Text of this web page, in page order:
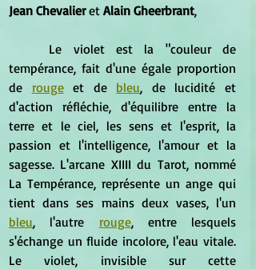
Jean Chevalier et Alain Gheerbrant,
tempérance, fait d'une égale proportion
de rouge et de bleu, de lucidité et
d'action réfléchie, d'équilibre entre la
terre et le ciel, les sens et l'esprit, la
passion et l'intelligence, l'amour et la
sagesse. L'arcane XIIII du Tarot, nommé
La Tempérance, représente un ange qui
bleu, l'autre rouge, entre lesquels
s'échange un fluide incolore, l'eau vitale.
Le violet, invisible sur cette